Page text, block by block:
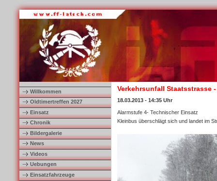
Willkommen
Oldtimertreffen 2027
Einsatz
Chronik
Bildergalerie
News
Videos
Uebungen
Einsatzfahrzeuge
Verkehrsunfall Staatsstrasse -
18.03.2013 - 14:35 Uhr
Alarmstufe 4- Technischer Einsatz
Kleinbus überschlägt sich und landet im